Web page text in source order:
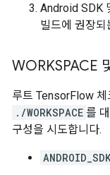
Android SDK
빌드에 권장
WORKSPACE
루트 TensorFlow 체
./WORKSPACE 를
구성을 시도합니다.